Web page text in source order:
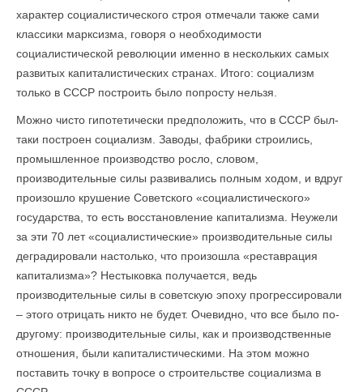
характер социалистического строя отмечали также сами
классики марксизма, говоря о необходимости
социалистической революции именно в нескольких самых
развитых капиталистических странах. Итого: социализм
только в СССР построить было попросту нельзя.
Можно чисто гипотетически предположить, что в СССР был-
таки построен социализм. Заводы, фабрики строились,
промышленное производство росло, словом,
производительные силы развивались полным ходом, и вдруг
произошло крушение Советского «социалистического»
государства, то есть восстановление капитализма. Неужели
за эти 70 лет «социалистические» производительные силы
деградировали настолько, что произошла «реставрация
капитализма»? Нестыковка получается, ведь
производительные силы в советскую эпоху прогрессировали
– этого отрицать никто не будет. Очевидно, что все было по-
другому: производительные силы, как и производственные
отношения, были капиталистическими. На этом можно
поставить точку в вопросе о строительстве социализма в